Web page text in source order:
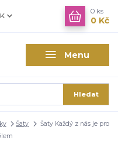
Menu
Hledat
0 ks
0 Kč
Šaty
Šaty Každý z nás je pro